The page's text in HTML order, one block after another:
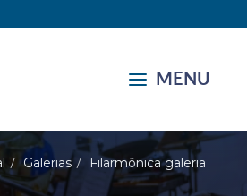
MENU
Galerias Filarmônica galeria